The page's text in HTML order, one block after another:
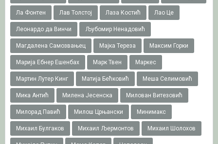
Ла Фонтен Лав Толстој Лаза Костић Лао Це
Леонардо да Винчи Љубомир Ненадовић
Магдалена Самозвањец Мајка Тереза Максим Горки
Марија Ебнер Ешенбах Марк Твен Маркес
Мартин Лутер Кинг Матија Бећковић Меша Селимовић
Мика Антић Милена Јесенска Милован Витезовић
Милорад Павић Милош Црњански Минимакс
Михаил Булгаков Михаил Љермонтов Михаил Шолохов